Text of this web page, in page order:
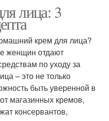
лица: 3
крем для лица?
женщин отдают
по уходу за
– это не только
быть уверенной в
магазинных кремов,
консервантов,